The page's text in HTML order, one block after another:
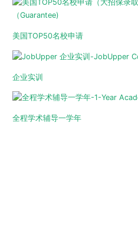
美国TOP50名校申请
企业实训
全程学术辅导一学年